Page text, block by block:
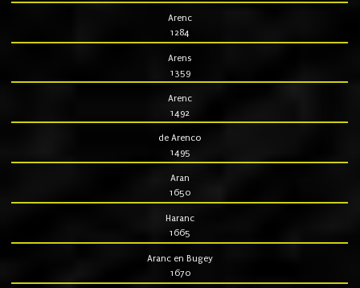
Arenc
1284
Arens
1359
Arenc
1492
de Arenco
1495
Aran
1650
Haranc
1665
Aranc en Bugey
1670